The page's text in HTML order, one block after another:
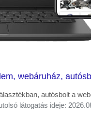
webáruház,
autósbolt a
látogatás ideje: